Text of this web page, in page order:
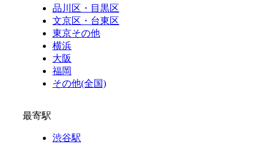
品川区・目黒区
文京区・台東区
東京その他
横浜
大阪
福岡
その他(全国)
最寄駅
渋谷駅